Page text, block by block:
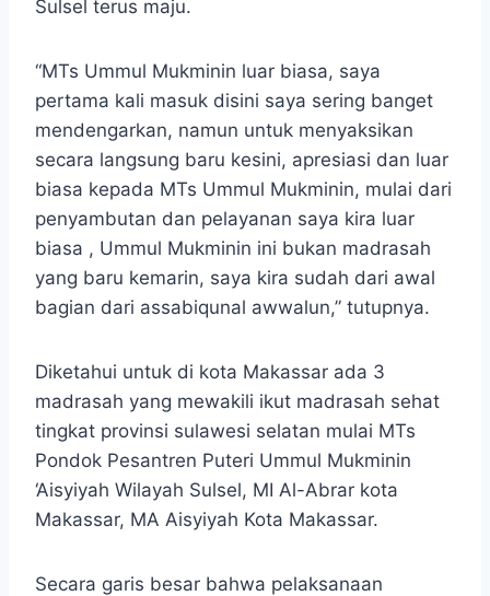
Sulsel terus maju.
“MTs Ummul Mukminin luar biasa, saya
pertama kali masuk disini saya sering banget
mendengarkan, namun untuk menyaksikan
secara langsung baru kesini, apresiasi dan luar
biasa kepada MTs Ummul Mukminin, mulai dari
penyambutan dan pelayanan saya kira luar
biasa , Ummul Mukminin ini bukan madrasah
yang baru kemarin, saya kira sudah dari awal
bagian dari assabiqunal awwalun,” tutupnya.
Diketahui untuk di kota Makassar ada 3
madrasah yang mewakili ikut madrasah sehat
tingkat provinsi sulawesi selatan mulai MTs
Pondok Pesantren Puteri Ummul Mukminin
‘Aisyiyah Wilayah Sulsel, MI Al-Abrar kota
Makassar, MA Aisyiyah Kota Makassar.
Secara garis besar bahwa pelaksanaan